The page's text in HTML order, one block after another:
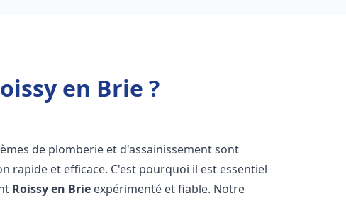
en Brie ?
de plomberie et d'assainissement sont
rapide et efficace. C'est pourquoi il est essentiel
Roissy en Brie expérimenté et fiable. Notre